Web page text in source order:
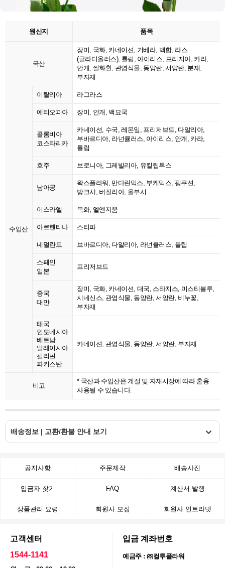
원산지 품목
국산
장미, 국화, 카네이션, 거베라, 백합, 라스
(글라디올러스), 튤립, 아이리스, 프리지아, 카라,
안개, 쌀화환, 관엽식물, 동양란, 서양란, 분재,
부자재
수입산
이탈리아 라그라스
에티오피아 장미, 안개, 백묘국
콜롬비아
코스타리카
카네이션, 수국, 레몬잎, 프리저브드, 다알리아,
부바르디아, 라넌큘러스, 아이리스, 안개, 카라,
튤립
호주 브로니아, 그레빌리아, 유킬립투스
남아공
왁스플라워, 만다린믹스, 부케믹스, 핑쿠션,
방크샤, 버질리아, 울부시
이스라엘 목화, 엘엔지움
아르헨티나 스티파
네덜란드 브바르디아, 다알리아, 라넌큘러스, 튤립
스페인
일본
프리저브드
중국
대만
장미, 국화, 카네이션, 대국, 스타치스, 미스티블루,
시네신스, 관엽식물, 동양란, 서양란, 비누꽃,
부자재
태국
인도네시아
베트남
말레이시아
필리핀
파키스탄
카네이션, 관엽식물, 동양란, 서양란, 부자재
비고
* 국산과 수입산은 계절 및 자재시장에 따라 혼용
사용될 수 있습니다.
배송정보 | 교환/환불 안내 보기
공지사항 주문제작 배송사진
입금자 찾기 FAQ 계산서 발행
상품관리 요령 회원사 모집 회원사 인트라넷
고객센터
1544-1141
입금 계좌번호
예금주 : ㈜컬투플라워